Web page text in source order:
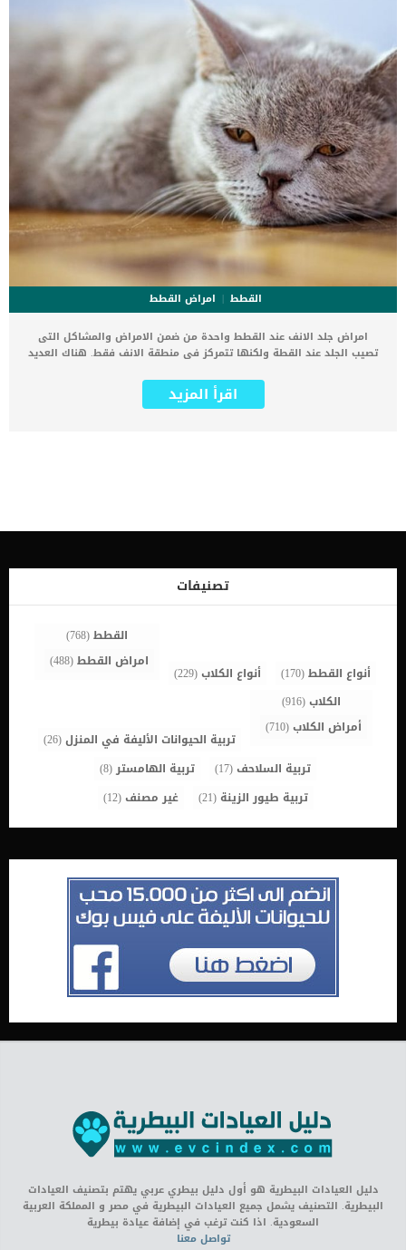
القطط
امراض القطط
امراض جلد الانف عند القطط واحدة من ضمن الامراض والمشاكل التى
تصيب الجلد عند القطة ولكنها تتمركز فى منطقة الانف فقط. هناك العديد
أو الفطرية للجلد أو العث. قد تصيب هذه الأمراض جسر الأنف حيث يوجد
الشعر ، أو الجزء الأملس من الأنف حيث لا يوجد شعر. غالبًا ما يكون الجزء
الجلد تساقط الشعر (الثعلبة) القيح الذى يحتوي على صديد فقدان او زيادة
الشمسى آفات أنفية مع صديد العث فطريات التهاب الجلد الشمسي
الأنفي اضطرابات الجهاز المناعي اضطراب النسيج الضام تحجيم وتقشر
الجلد المستجيب للزنك الحساسية تجاه بعض المواد بعض الأدوية سرطان
اقرأ المزيد
تصنيفات
أنواع القطط(170) أنواع الكلاب(229)
القطط(768)
امراض القطط(488)
الكلاب(916)
أمراض الكلاب(710)
تربية الحيوانات الأليفة في المنزل(26)
تربية السلاحف(17) تربية الهامستر(8)
تربية طيور الزينة (21) غير مصنف(12)
دليل العيادات البيطرية هو أول دليل بيطري عربي يهتم بتصنيف العيادات
البيطرية. التصنيف يشمل جميع العيادات البيطرية في مصر و المملكة العربية
السعودية. اذا كنت ترغب في إضافة عيادة بيطرية
تواصل معنا